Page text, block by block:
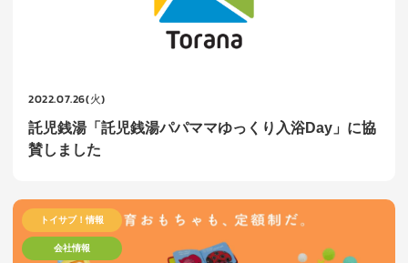
2022.07.26(火)
託児銭湯「託児銭湯パパママゆっくり入浴Day」に協
賛しました
トイサブ！情報
会社情報